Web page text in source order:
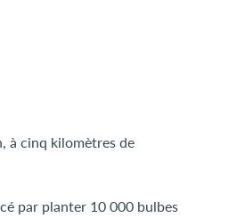
à cinq kilomètres de
par planter 10 000 bulbes